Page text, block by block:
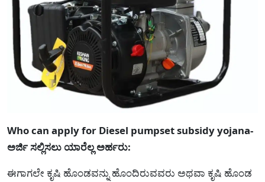
Who can apply for Diesel pumpset subsidy yojana-
ಅರ್ಜಿ ಸಲ್ಲಿಸಲು ಯಾರೆಲ್ಲ ಅರ್ಹರು:
ಈಗಾಗಲೇ ಕೃಷಿ ಹೊಂಡವನ್ನು ಹೊಂದಿರುವವರು ಅಥವಾ ಕೃಷಿ ಹೊಂಡ